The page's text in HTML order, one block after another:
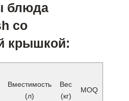
блюда
со
крышкой:
Вместимость
(л)
Вес
(кг)
MOQ